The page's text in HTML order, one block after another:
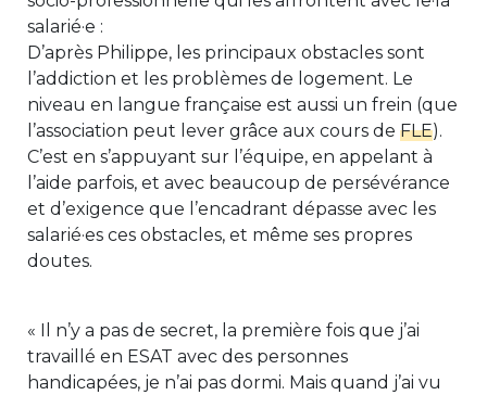
salarié·e :
D’après Philippe, les principaux obstacles sont
l’addiction et les problèmes de logement. Le
niveau en langue française est aussi un frein (que
l’association peut lever grâce aux cours de FLE).
C’est en s’appuyant sur l’équipe, en appelant à
l’aide parfois, et avec beaucoup de persévérance
et d’exigence que l’encadrant dépasse avec les
salarié·es ces obstacles, et même ses propres
doutes.
« Il n’y a pas de secret, la première fois que j’ai
travaillé en ESAT avec des personnes
handicapées, je n’ai pas dormi. Mais quand j’ai vu